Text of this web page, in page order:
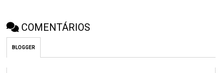
COMENTÁRIOS
BLOGGER